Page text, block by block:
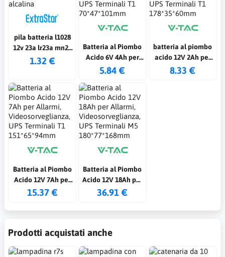
pila batteria l1028
12v 23a lr23a mn21
lrv08 v23ga 8lr932
1.32 €
Batteria al Piombo
Acido 6V 4Ah per
Allarmi,
UPS Terminali T1
70*47*101mm
5.84 €
batteria al piombo
acido 12V 2Ah per
Allarmi,
8.33 €
Batteria al Piombo
Acido 12V 7Ah per
Allarmi,
UPS Terminali T1
15.37 €
Batteria al Piombo
Acido 12V 18Ah per
Allarmi,
UPS Terminali M5
36.91 €
Prodotti acquistati anche